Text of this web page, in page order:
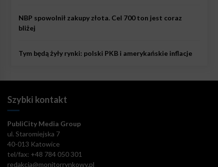
NBP spowolnił zakupy złota. Cel 700 ton jest coraz
bliżej
Tym będą żyły rynki: polski PKB i amerykańskie inflacje
Szybki kontakt
PubliCity Media Group
ul. Staromiejska 7
40-013 Katowice
tel/fax: +48 784 050 301
redakcja@monitorrynkowy.pl